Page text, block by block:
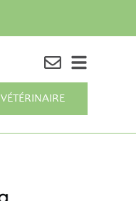
VÉTÉRINAIRE